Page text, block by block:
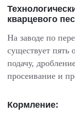
кварцевого
На заводе по
существует пять
подачу,
просеивание и
Кормление: